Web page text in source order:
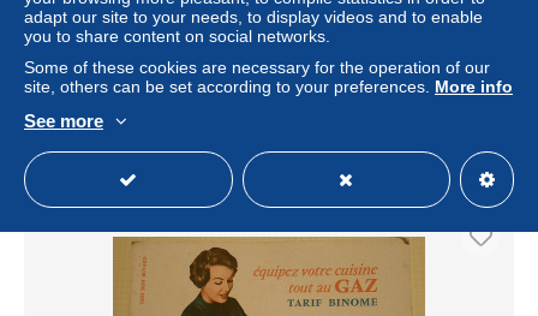
Buvard 13 x 25 Etablissements J. DEZEMPTE Rives
Isère concessionnaires Thomson, télévision Ducretet
± $2.02
adapt our site to your needs, to display videos and to enable
you to share content on social networks.
Some of these cookies are necessary for the operation of our
site, others can be set according to your preferences. More info
See more